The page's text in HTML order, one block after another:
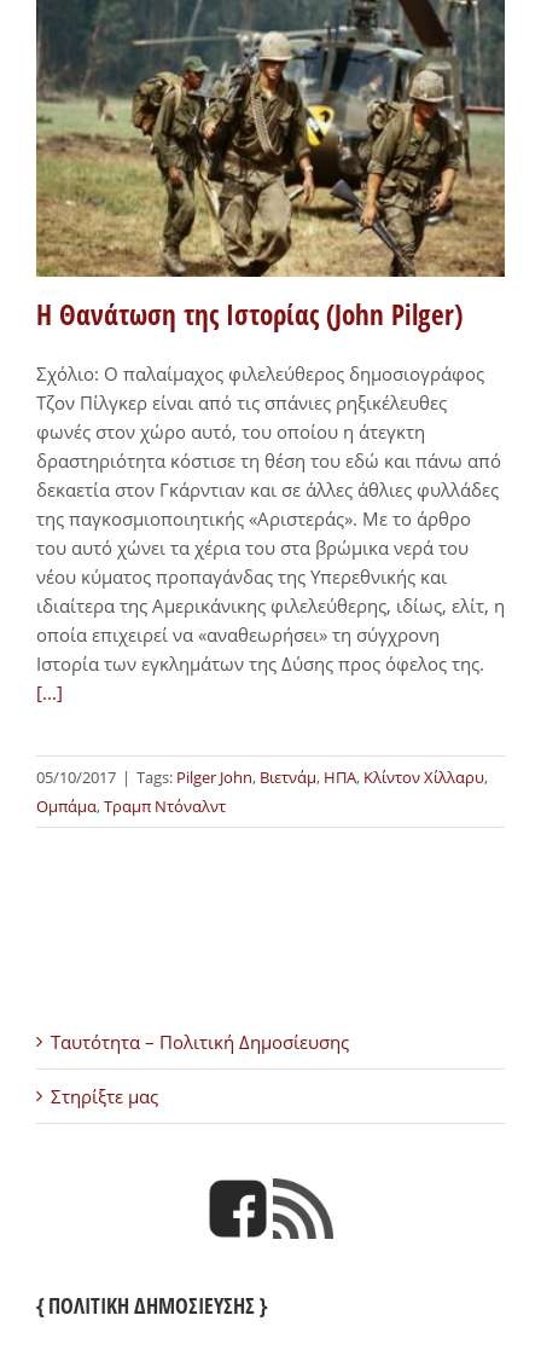
Η Θανάτωση της Ιστορίας (John Pilger)
Σχόλιο: Ο παλαίμαχος φιλελεύθερος δημοσιογράφος
Τζον Πίλγκερ είναι από τις σπάνιες ρηξικέλευθες
φωνές στον χώρο αυτό, του οποίου η άτεγκτη
δραστηριότητα κόστισε τη θέση του εδώ και πάνω από
δεκαετία στον Γκάρντιαν και σε άλλες άθλιες φυλλάδες
της παγκοσμιοποιητικής «Αριστεράς». Με το άρθρο
του αυτό χώνει τα χέρια του στα βρώμικα νερά του
νέου κύματος προπαγάνδας της Υπερεθνικής και
ιδιαίτερα της Αμερικάνικης φιλελεύθερης, ιδίως, ελίτ, η
οποία επιχειρεί να «αναθεωρήσει» τη σύγχρονη
Ιστορία των εγκλημάτων της Δύσης προς όφελος της.
[...]
05/10/2017 | Tags: Pilger John, Βιετνάμ, ΗΠΑ, Κλίντον Χίλλαρυ,
Ομπάμα,Τραμπ Ντόναλντ
Ταυτότητα – Πολιτική Δημοσίευσης
Στηρίξτε μας
{ ΠΟΛΙΤΙΚΗ ΔΗΜΟΣΙΕΥΣΗΣ }